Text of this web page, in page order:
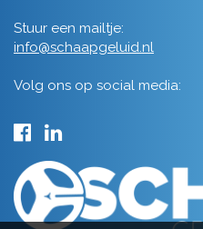
Stuur een mailtje:
info@schaapgeluid.nl
Volg ons op social media: